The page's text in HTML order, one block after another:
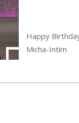
Happy
Micha-Intim